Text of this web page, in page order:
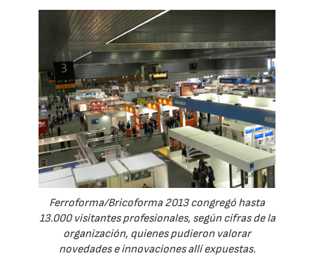
Ferroforma/Bricoforma 2013 congregó hasta
13.000 visitantes profesionales, según cifras de la
organización, quienes pudieron valorar
novedades e innovaciones allí expuestas.